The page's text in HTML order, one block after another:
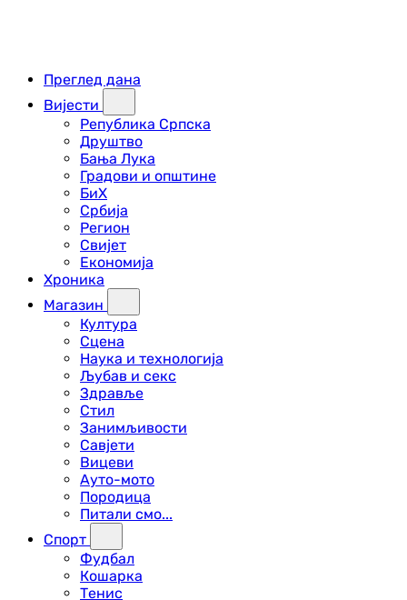
Преглед дана
Вијести
Република Српска
Друштво
Бања Лука
Градови и општине
БиХ
Србија
Регион
Свијет
Економија
Хроника
Магазин
Култура
Сцена
Наука и технологија
Љубав и секс
Здравље
Стил
Занимљивости
Савјети
Вицеви
Ауто-мото
Породица
Питали смо...
Спорт
Фудбал
Кошарка
Тенис